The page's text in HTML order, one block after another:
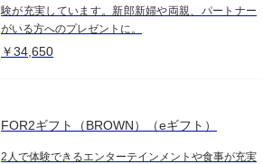
験が充実しています。新郎新婦や両親、パートナー
がいる方へのプレゼントに。
￥34,650
FOR2ギフト（BROWN）（eギフト）
2人で体験できるエンターテインメントや食事が充実